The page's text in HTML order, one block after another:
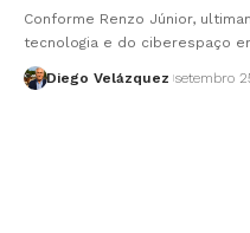
Conforme Renzo Júnior,
tecnologia e do ciberespaço
Diego Velázquez setembro